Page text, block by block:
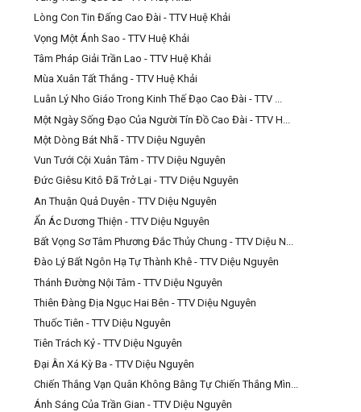
Lòng Con Tin Đấng Cao Đài - TTV Huệ Khải
Vọng Một Ánh Sao - TTV Huệ Khải
Tâm Pháp Giải Trần Lao - TTV Huệ Khải
Mùa Xuân Tất Thắng - TTV Huệ Khải
Luân Lý Nho Giáo Trong Kinh Thế Đạo Cao Đài - TTV ...
Một Ngày Sống Đạo Của Người Tín Đồ Cao Đài - TTV H...
Một Dòng Bát Nhã - TTV Diệu Nguyên
Vun Tưới Cội Xuân Tâm - TTV Diệu Nguyên
Đức Giêsu Kitô Đã Trở Lại - TTV Diệu Nguyên
An Thuận Quả Duyên - TTV Diệu Nguyên
Ẩn Ác Dương Thiện - TTV Diệu Nguyên
Bất Vọng Sơ Tâm Phương Đắc Thủy Chung - TTV Diệu N...
Đào Lý Bất Ngôn Hạ Tự Thành Khê - TTV Diệu Nguyên
Thánh Đường Nội Tâm - TTV Diệu Nguyên
Thiên Đàng Địa Ngục Hai Bên - TTV Diệu Nguyên
Thuốc Tiên - TTV Diệu Nguyên
Tiên Trách Kỷ - TTV Diệu Nguyên
Đại Ân Xá Kỳ Ba - TTV Diệu Nguyên
Chiến Thắng Vạn Quân Không Bằng Tự Chiến Thắng Mìn...
Ánh Sáng Của Trần Gian - TTV Diệu Nguyên